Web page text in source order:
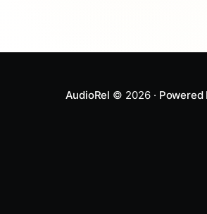
AudioRel © 2026 · Powered